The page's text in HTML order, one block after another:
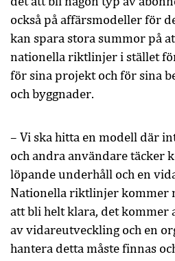
också på affärsmodeller för
kan spara stora summor på
nationella riktlinjer i stället
för sina projekt och för sina
och byggnader.
– Vi ska hitta en modell där
och andra användare täcker
löpande underhåll och en
Nationella riktlinjer kommer
att bli helt klara, det kommer
av vidareutveckling och en
hantera detta måste finnas